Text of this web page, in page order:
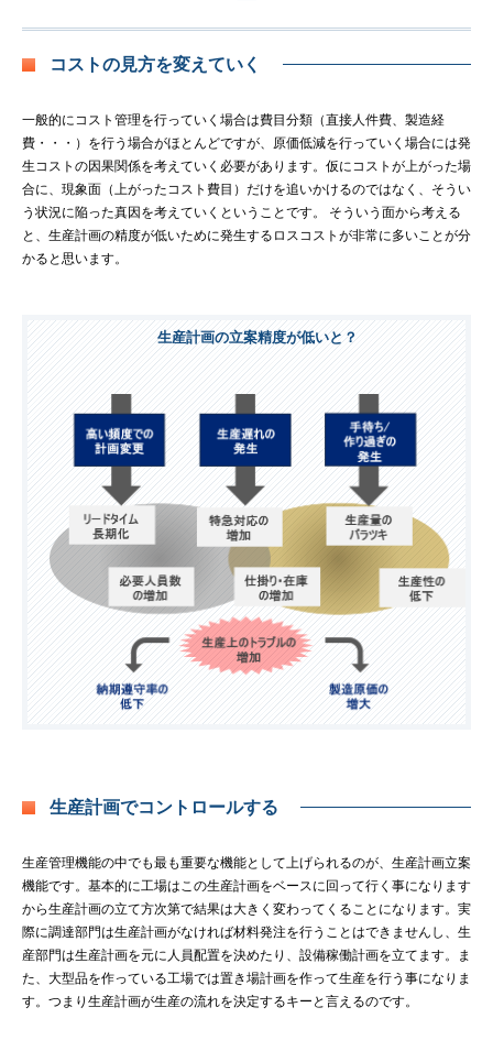
コストの見方を変えていく
一般的にコスト管理を行っていく場合は費目分類（直接人件費、製造経
費・・・）を行う場合がほとんどですが、原価低減を行っていく場合には発
生コストの因果関係を考えていく必要があります。仮にコストが上がった場
合に、現象面（上がったコスト費目）だけを追いかけるのではなく、そうい
う状況に陥った真因を考えていくということです。 そういう面から考える
と、生産計画の精度が低いために発生するロスコストが非常に多いことが分
かると思います。
生産計画の立案精度が低いと？
生産計画でコントロールする
生産管理機能の中でも最も重要な機能として上げられるのが、生産計画立案
機能です。基本的に工場はこの生産計画をベースに回って行く事になります
から生産計画の立て方次第で結果は大きく変わってくることになります。実
際に調達部門は生産計画がなければ材料発注を行うことはできませんし、生
産部門は生産計画を元に人員配置を決めたり、設備稼働計画を立てます。ま
た、大型品を作っている工場では置き場計画を作って生産を行う事になりま
す。つまり生産計画が生産の流れを決定するキーと言えるのです。